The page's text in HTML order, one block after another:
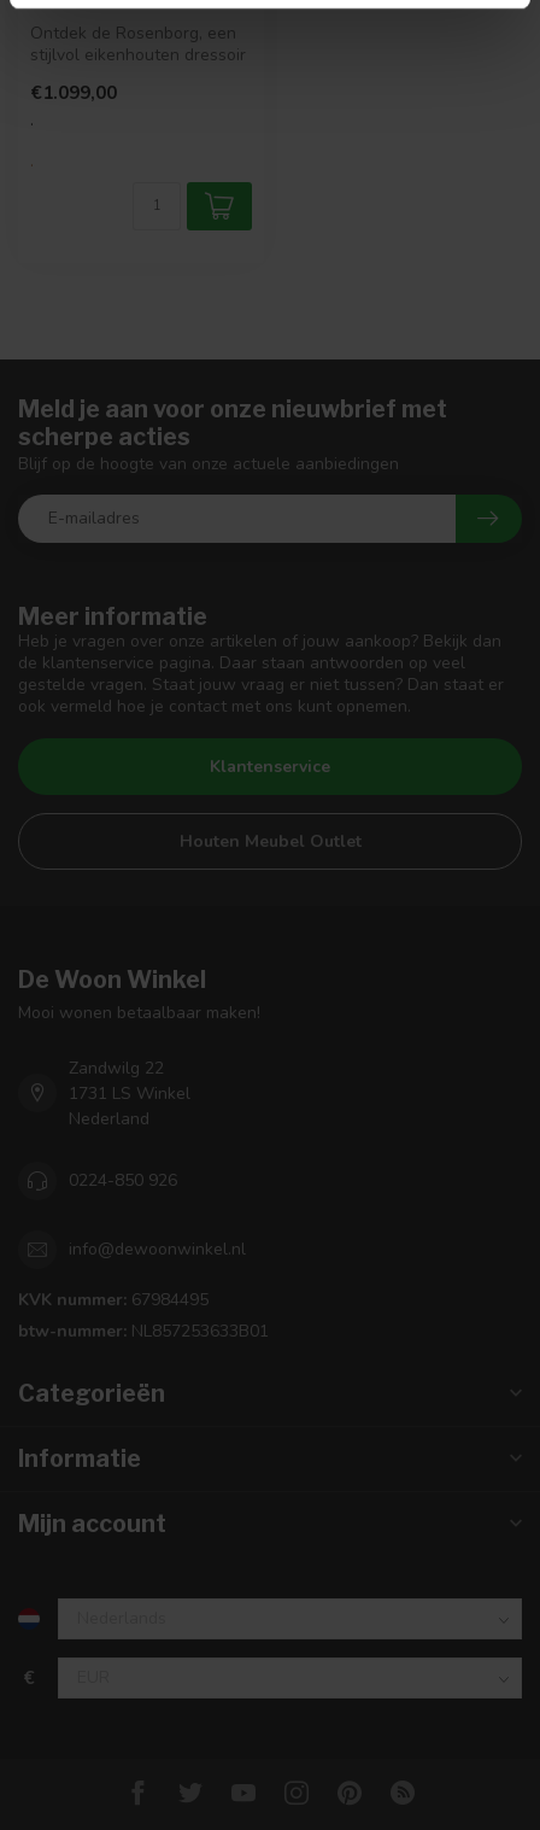
Ontdek de Rosenborg, een
stijlvol eikenhouten dressoir
€1.099,00
.
.
Meer informatie
Heb je vragen over onze artikelen of jouw aankoop? Bekijk dan
de klantenservice pagina. Daar staan antwoorden op veel
gestelde vragen. Staat jouw vraag er niet tussen? Dan staat er
ook vermeld hoe je contact met ons kunt opnemen.
Klantenservice
Houten Meubel Outlet
Meld je aan voor onze nieuwbrief met
scherpe acties
Blijf op de hoogte van onze actuele aanbiedingen
De Woon Winkel
Mooi wonen betaalbaar maken!
Zandwilg 22
1731 LS Winkel
Nederland
0224-850 926
info@dewoonwinkel.nl
KVK nummer: 67984495
btw-nummer: NL857253633B01
Categorieën
Informatie
Mijn account
€